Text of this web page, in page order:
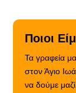
Ποιοι
Τα γραφεία
στον Άγιο
να δούμε